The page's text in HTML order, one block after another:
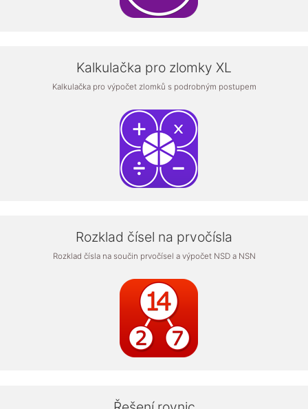
Kalkulačka pro zlomky XL
Kalkulačka pro výpočet zlomků s podrobným postupem
Rozklad čísel na prvočísla
Rozklad čísla na součin prvočísel a výpočet NSD a NSN